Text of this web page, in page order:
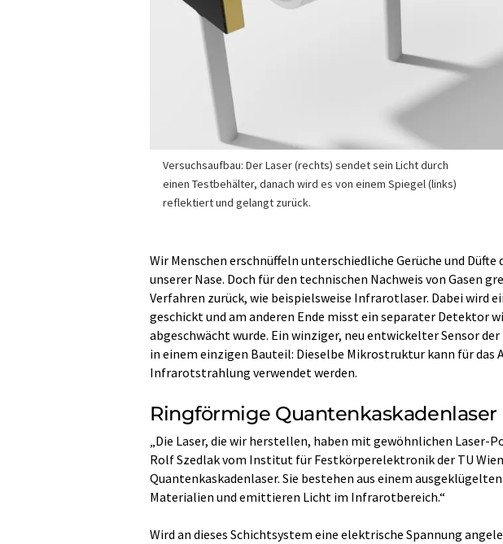
Versuchsaufbau: Der Laser (rechts) sendet sein Licht durch
einen Testbehälter, danach wird es von einem Spiegel (links)
reflektiert und gelangt zurück.
Wir Menschen erschnüffeln unterschiedliche Gerüche und
unserer Nase. Doch für den technischen Nachweis von Gasen
Verfahren zurück, wie beispielsweise Infrarotlaser. Dabei wird
geschickt und am anderen Ende misst ein separater Detektor
abgeschwächt wurde. Ein winziger, neu entwickelter Sensor
in einem einzigen Bauteil: Dieselbe Mikrostruktur kann für das
Infrarotstrahlung verwendet werden.
Ringförmige Quantenkaskadenlaser
„Die Laser, die wir herstellen, haben mit gewöhnlichen Laser-
Rolf Szedlak vom Institut für Festkörperelektronik der TU
Quantenkaskadenlaser. Sie bestehen aus einem
Materialien und emittieren Licht im Infrarotbereich.“
Wird an dieses Schichtsystem eine elektrische Spannung